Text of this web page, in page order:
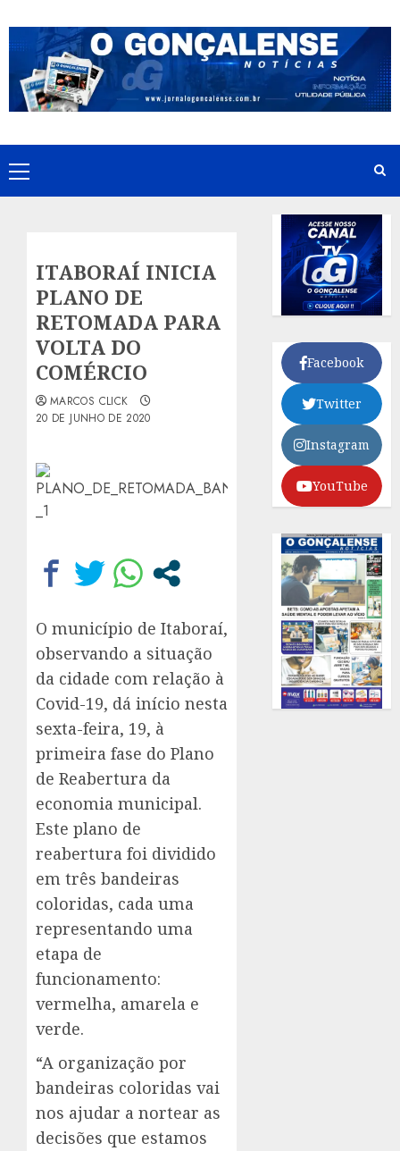
to
content
Primary
Menu
ITABORAÍ INICIA
PLANO DE
RETOMADA PARA
VOLTA DO
COMÉRCIO
MARCOS CLICK
20 DE JUNHO DE 2020
O município de Itaboraí,
observando a situação
da cidade com relação à
Covid-19, dá início nesta
sexta-feira, 19, à
primeira fase do Plano
de Reabertura da
economia municipal.
Este plano de
reabertura foi dividido
em três bandeiras
coloridas, cada uma
representando uma
etapa de
funcionamento:
vermelha, amarela e
verde.
“A organização por
bandeiras coloridas vai
nos ajudar a nortear as
decisões que estamos
Facebook
Twitter
Instagram
YouTube